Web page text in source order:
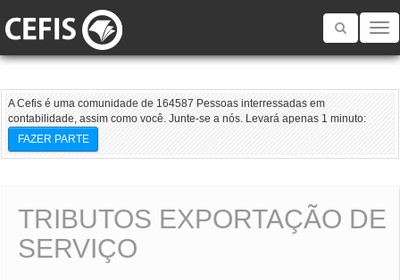
Toggle
A Cefis é uma comunidade de 164587 Pessoas interressadas em
contabilidade, assim como você. Junte-se a nós. Levará apenas 1 minuto:
FAZER PARTE
TRIBUTOS EXPORTAÇÃO DE
SERVIÇO